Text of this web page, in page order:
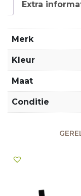
Extra
Merk
Kleur
Maat
Conditie